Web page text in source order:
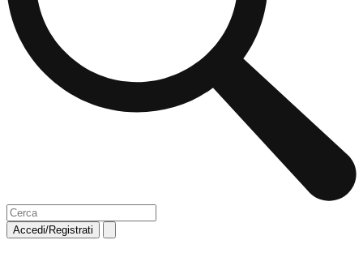
Accedi/Registrati